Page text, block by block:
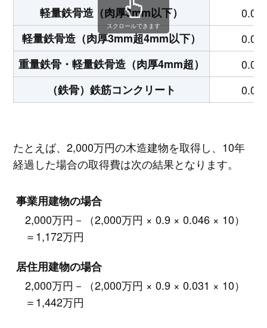
軽量鉄骨造（肉厚3mm以下）
軽量鉄骨造（肉厚3mm超4mm以下）
重量鉄骨・軽量鉄骨造（肉厚4mm超）
（鉄骨）鉄筋コンクリート
スクロールできます
たとえば、2,000万円の木造建物を取得し、10年
経過した場合の取得費は次の結果となります。
事業用建物の場合
2,000万円－（2,000万円 × 0.9 × 0.046 × 10）
＝1,172万円
居住用建物の場合
2,000万円－（2,000万円 × 0.9 × 0.031 × 10）
＝1,442万円